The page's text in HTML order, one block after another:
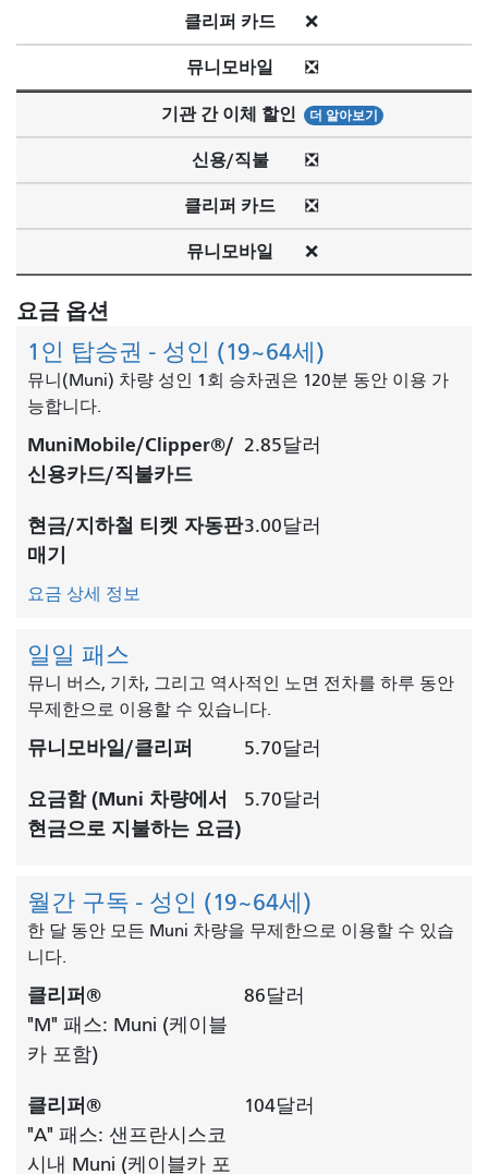
클리퍼 카드 ❌
뮤니모바일 ❎
기관 간 이체 할인 더 알아보기
신용/직불 ❎
클리퍼 카드 ❎
뮤니모바일 ❌
요금 옵션
1인 탑승권 - 성인 (19~64세)
뮤니(Muni) 차량 성인 1회 승차권은 120분 동안 이용 가
능합니다.
MuniMobile/Clipper®/
신용카드/직불카드
2.85달러
현금/지하철 티켓 자동판
매기
3.00달러
요금 상세 정보
일일 패스
뮤니 버스, 기차, 그리고 역사적인 노면 전차를 하루 동안
무제한으로 이용할 수 있습니다.
뮤니모바일/클리퍼 5.70달러
요금함 (Muni 차량에서
현금으로 지불하는 요금)
5.70달러
월간 구독 - 성인 (19~64세)
한 달 동안 모든 Muni 차량을 무제한으로 이용할 수 있습
니다.
클리퍼®
86달러
"M" 패스: Muni (케이블
카 포함)
클리퍼®
104달러
"A" 패스: 샌프란시스코
시내 Muni (케이블카 포